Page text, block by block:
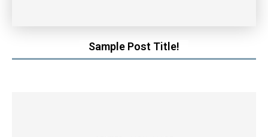
Sample Post Title!